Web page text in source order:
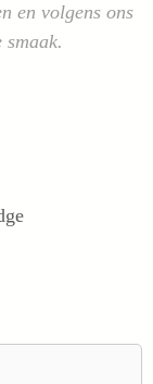
en volgens ons